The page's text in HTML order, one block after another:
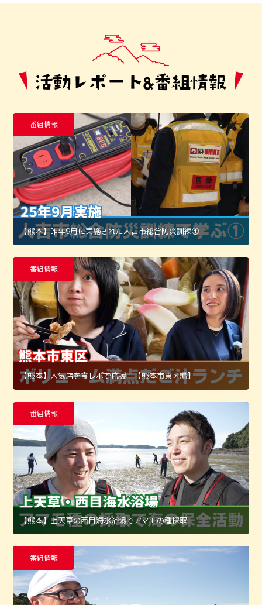
番組情報
【熊本】昨年9月に実施された人吉市総合防災訓練①
番組情報
【熊本】人気店を食レポで応援！【熊本市東区編】
番組情報
【熊本】上天草の西目海水浴場でアマモの種採取
番組情報